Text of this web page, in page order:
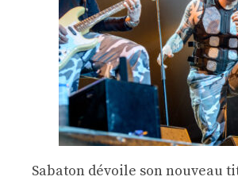
Sabaton dévoile son nouveau